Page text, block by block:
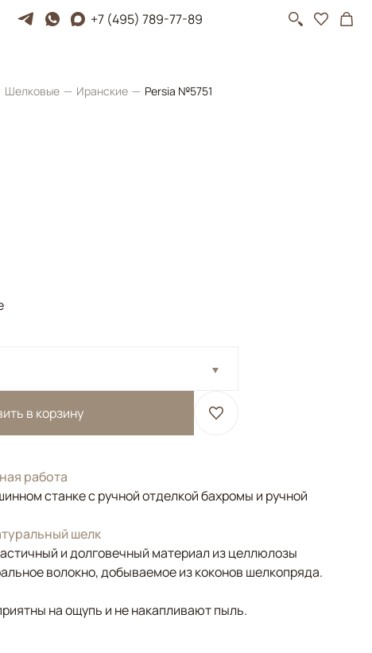
+7 (495) 789-77-89
Шелковые Иранские Persia №5751
в корзину
работа
станке с ручной отделкой бахромы и ручной
шелк
и долговечный материал из целлюлозы
волокно, добываемое из коконов шелкопряда.
на ощупь и не накапливают пыль.